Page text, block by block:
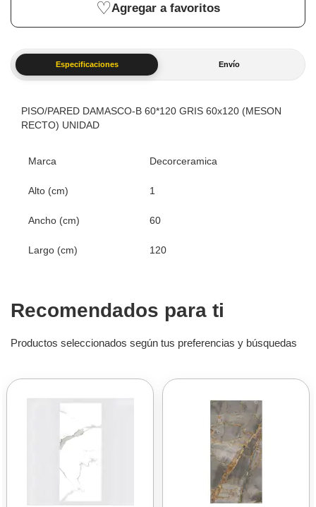
Especificaciones Envío
PISO/PARED DAMASCO-B 60*120 GRIS 60x120 (MESON
RECTO) UNIDAD
Marca Decorceramica
Alto (cm) 1
Ancho (cm) 60
Largo (cm) 120
Agregar a favoritos
Recomendados para ti
Productos seleccionados según tus preferencias y búsquedas